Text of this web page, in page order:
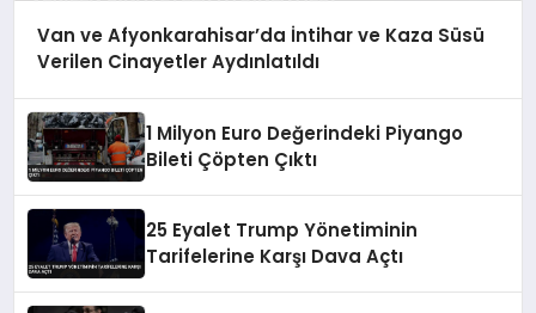
Van ve Afyonkarahisar’da İntihar ve Kaza Süsü
Verilen Cinayetler Aydınlatıldı
1 Milyon Euro Değerindeki Piyango
Bileti Çöpten Çıktı
25 Eyalet Trump Yönetiminin
Tarifelerine Karşı Dava Açtı